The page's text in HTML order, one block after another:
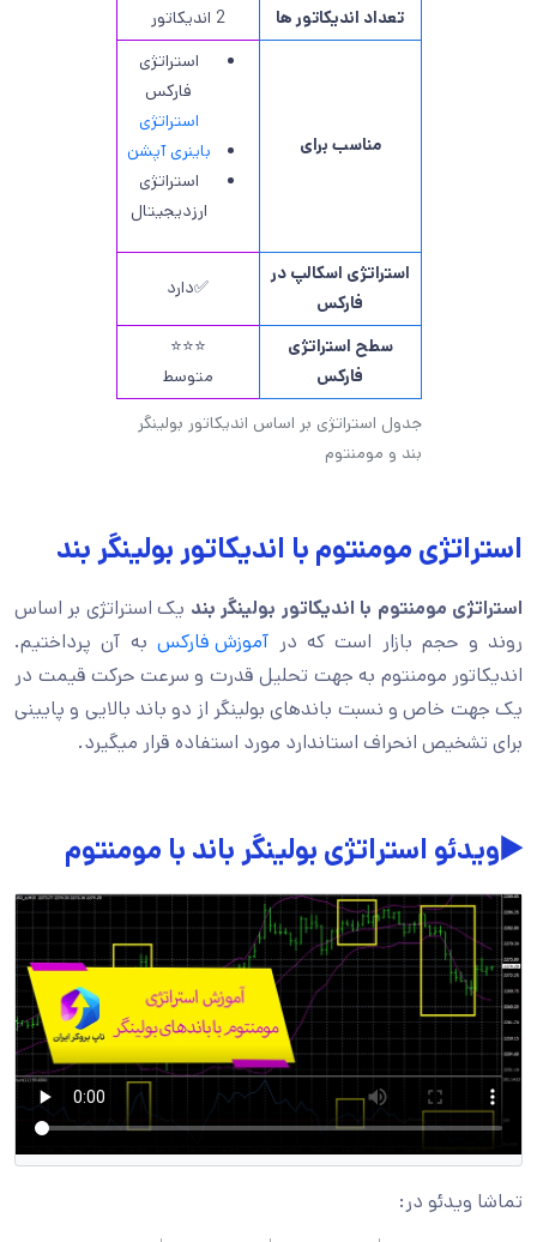
جدول استراتژی بر اساس اندیکاتور بولینگر
بند و مومنتوم
تعداد اندیکاتور ها 2 اندیکاتور
مناسب برای
استراتژی
فارکس
استراتژی
باینری آپشن
استراتژی
ارزدیجیتال
استراتژی اسکالپ در
فارکس
✅دارد
سطح استراتژی
فارکس
⭐⭐⭐
متوسط
استراتژی مومنتوم با اندیکاتور بولینگر بند
استراتژی مومنتوم با اندیکاتور بولینگر بند یک استراتژی بر اساس
روند و حجم بازار است که در آموزش فارکسبه آن پرداختیم.
اندیکاتور مومنتوم به جهت تحلیل قدرت و سرعت حرکت قیمت در
یک جهت خاص و نسبت باندهای بولینگر از دو باند بالایی و پایینی
برای تشخیص انحراف استاندارد مورد استفاده قرار میگیرد.
▶️ویدئو استراتژی بولینگر باند با مومنتوم
تماشا ویدئو در: